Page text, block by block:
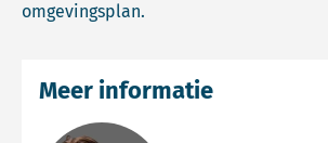
omgevingsplan.
Meer informatie